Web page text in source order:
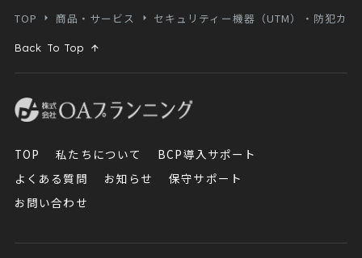
TOP 商品・サービス セキュリティー機器（UTM）・防犯カメ
Back To Top
TOP 私たちについて
BCP導入サポート
よくある質問
お知らせ
保守サポート
お問い合わせ